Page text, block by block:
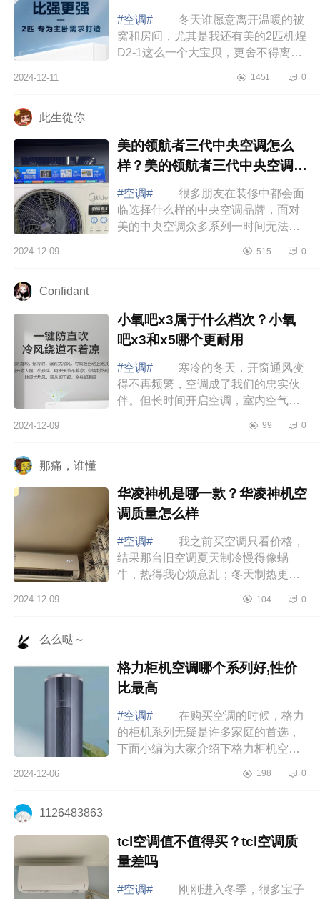
#空调#
冬天谁愿意离开温暖的被
窝和房间，尤其是我还有美的2匹机煌
D2-1这么一个大宝贝，更舍不得离开
空调是高端机吗？美的机煌空调优点
2024-12-11 1451 0
此生從你
美的领航者三代中央空调怎么
样？美的领航者三代中央空调的
优缺点
#空调#
很多朋友在装修中都会面
临选择什么样的中央空调品牌，面对
美的中央空调众多系列一时间无法选
介绍下美的领航者三代中央空调怎么
2024-12-09 515 0
Confidant
小氧吧x3属于什么档次？小氧
吧x3和x5哪个更耐用
#空调#
寒冷的冬天，开窗通风变
得不再频繁，空调成了我们的忠实伙
伴。但长时间开启空调，室内空气不
适。下面小编为大家介绍下小氧吧x3
2024-12-09 99 0
那痛，谁懂
华凌神机是哪一款？华凌神机空
调质量怎么样
#空调#
我之前买空调只看价格，
结果那台旧空调夏天制冷慢得像蜗
牛，热得我心烦意乱；冬天制热更是
电费还高得吓人，简直就是“电老虎”。
2024-12-09 104 0
么么哒～
格力柜机空调哪个系列好,性价
比最高
#空调#
在购买空调的时候，格力
的柜机系列无疑是许多家庭的首选，
下面小编为大家介绍下格力柜机空调
空调哪个系列好,性价比最高 过年
2024-12-06 198 0
1126483863
tcl空调值不值得买？tcl空调质
量差吗
#空调#
刚刚进入冬季，很多宝子